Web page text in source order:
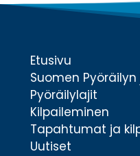
Etusivu
Suomen
Pyöräilylajit
Kilpaileminen
Tapahtumat ja
Uutiset